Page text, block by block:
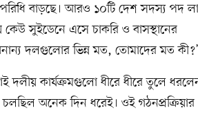
পরিধি বাড়ছে। আরও ১০টি দেশ সদস্য পদ
সুইডেনে এসে চাকরি ও বাসস্থানের
দলগুলোর ভিন্ন মত, তোমাদের মত কী?’
দলীয় কার্যক্রমগুলো ধীরে ধীরে তুলে
অনেক দিন ধরেই। ওই গঠনপ্রক্রিয়ার